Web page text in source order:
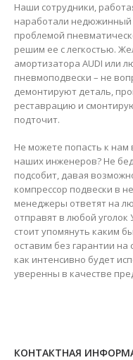
Наши сотрудники,
наработали недюжинный
проблемой
решим ее с легкостью.
амортизатора AUDI или
пневмоподвески – не
демонтируют деталь,
реставрацию и
подточит.
Не можете попасть к нам
наших инженеров? Не
подсобит, давая
компрессор подвески в
менеджеры ответят на
отправят в любой
стоит упомянуть каким
оставим без гарантии на
как интенсивно будет
уверенны в качестве
КОНТАКТНАЯ